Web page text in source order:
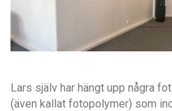
Lars själv har hängt upp några
(även kallat fotopolymer) som